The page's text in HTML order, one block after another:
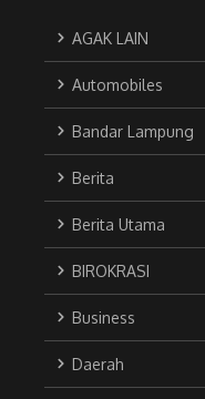
AGAK LAIN
Automobiles
Bandar Lampung
Berita
Berita Utama
BIROKRASI
Business
Daerah